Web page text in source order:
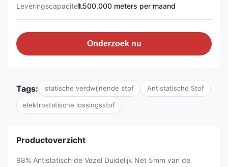
Leveringscapaciteit:1.500.000 meters per maand
Onderzoek nu
Tags: statische verdwijnende stof Antistatische Stof
elektrostatische lossingsstof
Productoverzicht
98% Antistatisch de Vezel Duidelijk Net 5mm van de